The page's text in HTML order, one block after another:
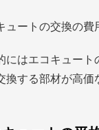
ュートの交換の費
にはエコキュート
換する部材が高